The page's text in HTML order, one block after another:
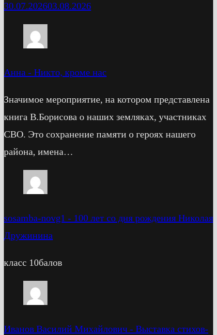
30.07.202603.08.2026
Анна - Никто, кроме нас
Значимое мероприятие, на котором представлена
книга В.Борисова о наших земляках, участниках
СВО. Это сохранение памяти о героях нашего
района, имена…
sosamba-novg1 - 100 лет со дня рождения Николая
Дружинина
класс 10балов
Иванов Василий Михайлович - Выставка стихов-